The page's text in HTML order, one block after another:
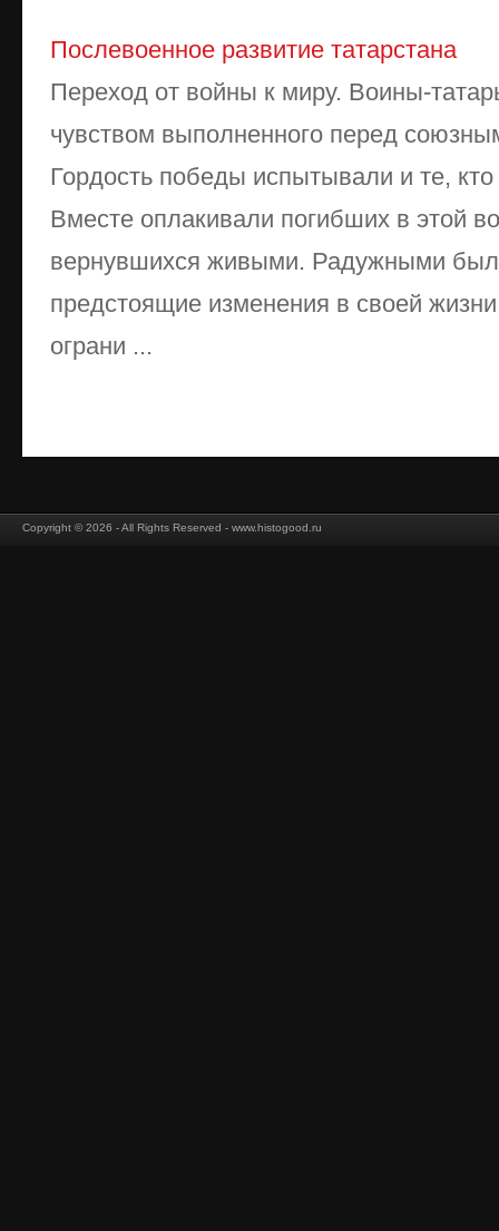
Послевоенное развитие татарстана
Переход от войны к миру. Воины-
чувством выполненного перед
Гордость победы испытывали и те,
Вместе оплакивали погибших в этой
вернувшихся живыми. Радужными
предстоящие изменения в своей
ограни ...
Copyright © 2026 - All Rights Reserved - www.histogood.ru